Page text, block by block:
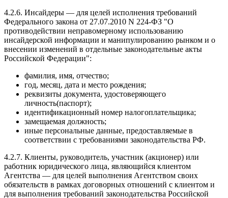
4.2.6. Инсайдеры — для целей исполнения требований
Федерального закона от 27.07.2010 N 224-ФЗ "О
противодействии неправомерному использованию
инсайдерской информации и манипулированию рынком и о
внесении изменений в отдельные законодательные акты
Российской Федерации":
фамилия, имя, отчество;
год, месяц, дата и место рождения;
реквизиты документа, удостоверяющего
личность(паспорт);
идентификационный номер налогоплательщика;
замещаемая должность;
иные персональные данные, предоставляемые в
соответствии с требованиями законодательства РФ.
4.2.7. Клиенты, руководитель, участник (акционер) или
работник юридического лица, являющийся клиентом
Агентства — для целей выполнения Агентством своих
обязательств в рамках договорных отношений с клиентом и
для выполнения требований законодательства Российской